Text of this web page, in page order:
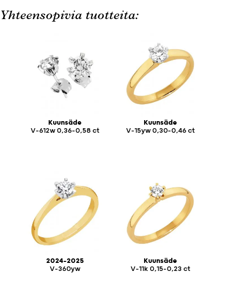
Yhteensopivia tuotteita:
Kuunsäde
V-612w 0,36-0,58 ct
Kuunsäde
V-15yw 0,30-0,46 ct
2024-2025
V-360yw
Kuunsäde
V-11k 0,15-0,23 ct